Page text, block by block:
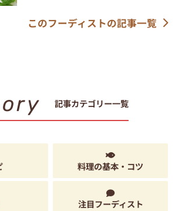
このフーディストの記事一覧
記事カテゴリー一覧
料理の基本・コツ
注目フーディスト